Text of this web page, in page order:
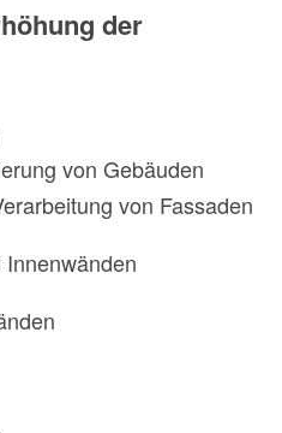
der
von Gebäuden
von Fassaden